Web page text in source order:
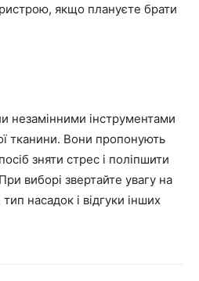
якщо плануєте брати
незамінними інструментами
тканини. Вони пропонують
зняти стрес і поліпшити
виборі звертайте увагу на
насадок і відгуки інших